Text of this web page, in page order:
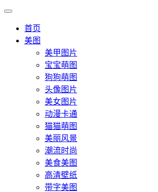
首页
美图
美甲图片
宝宝萌图
狗狗萌图
头像图片
美女图片
动漫卡通
猫猫萌图
美丽风景
潮流时尚
美食美图
高清壁纸
带字美图